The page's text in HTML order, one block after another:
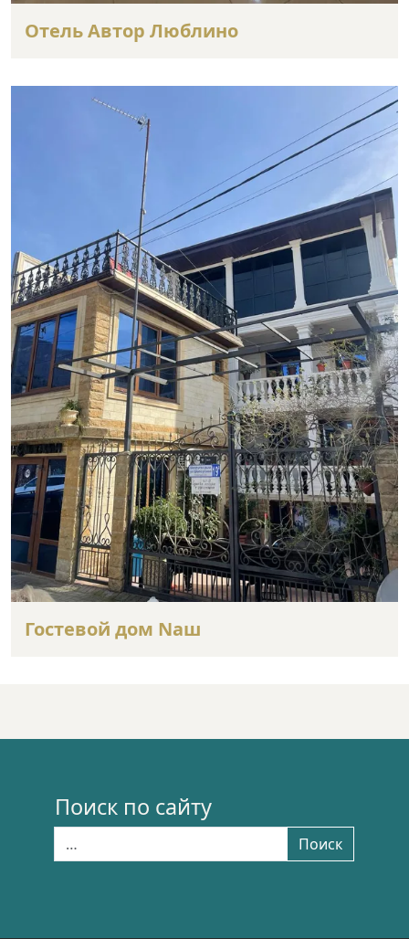
Отель Автор Люблино
Гостевой дом Nаш
Поиск по сайту
Поиск